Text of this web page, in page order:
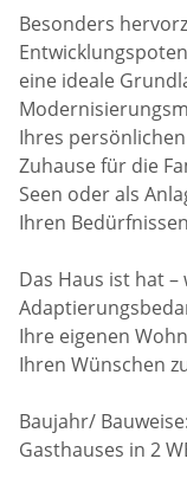
Besonders
eine ideale
Ihres
Zuhause für die
Seen oder als
Ihren
Das Haus ist hat
Ihre eigenen
Ihren Wünschen
Baujahr/
Gasthauses in 2